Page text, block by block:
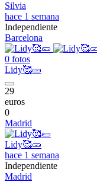
Silvia
hace 1 semana
Independiente
Barcelona
0 fotos
Lidy🥰🥒
29
euros
0
Madrid
Lidy🥰🥒
hace 1 semana
Independiente
Madrid